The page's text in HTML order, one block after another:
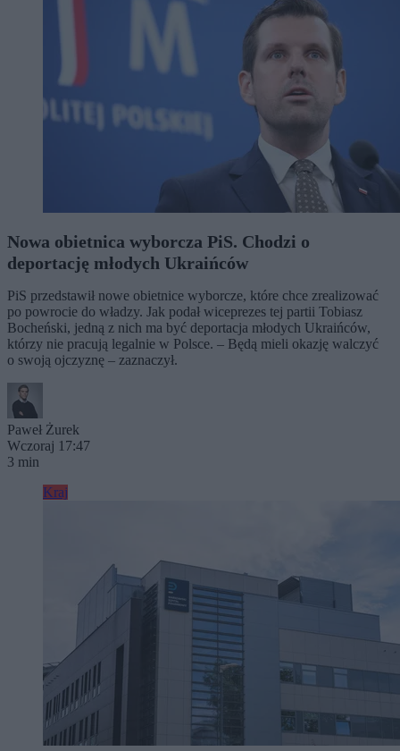
Nowa obietnica wyborcza PiS. Chodzi o
deportację młodych Ukraińców
PiS przedstawił nowe obietnice wyborcze, które chce zrealizować
po powrocie do władzy. Jak podał wiceprezes tej partii Tobiasz
Bocheński, jedną z nich ma być deportacja młodych Ukraińców,
którzy nie pracują legalnie w Polsce. – Będą mieli okazję walczyć
o swoją ojczyznę – zaznaczył.
Paweł Żurek
Wczoraj 17:47
3 min
Kraj